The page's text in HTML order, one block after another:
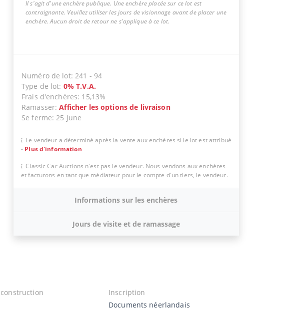
Il s'agit d'une enchère publique. Une enchère placée sur ce lot est
contraignante. Veuillez utiliser les jours de visionnage avant de placer une
enchère. Aucun droit de retour ne s'applique à ce lot.
Numéro de lot: 241 - 94
Type de lot: 0% T.V.A.
Frais d'enchères: 15,13%
Ramasser:Afficher les options de livraison
Se ferme:25 June
Le vendeur a déterminé après la vente aux enchères si le lot est attribué
- Plus d'information
Classic Car Auctions n'est pas le vendeur. Nous vendons aux enchères
et facturons en tant que médiateur pour le compte d'un tiers, le vendeur.
Informations sur les enchères
Jours de visite et de ramassage
Inscription
Documents néerlandais